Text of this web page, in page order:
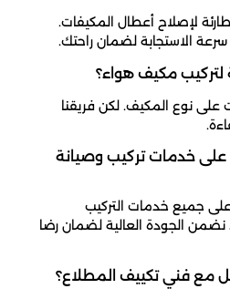
لإصلاح أعطال المكيفات.
الاستجابة لضمان راحتك.
على نوع المكيف. لكن فريقنا
خدمات تركيب وصيانة
على جميع خدمات التركيب
نضمن الجودة العالية لضمان رضا